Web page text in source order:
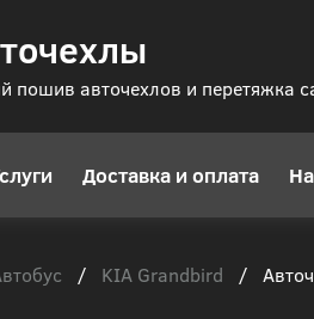
пошив авточехлов и перетяжка
Доставка и оплата
/ KIA Grandbird /